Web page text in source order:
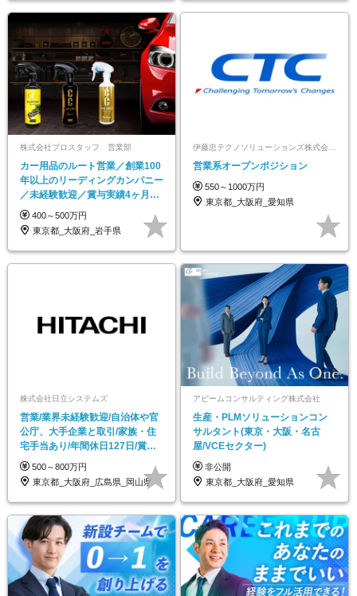
株式会社プロスタッフ 営業部
カー用品のルート営業／創業100
年以上のリーディングカンパニー
／未経験歓迎／賞与実績4ヶ月分
＋決算賞与あり
400～500万円
東京都_大阪府_岩手県
伊藤忠テクノソリューションズ株式会社【ポジションマッチ登録】
営業系オープンポジション
550～1000万円
東京都_大阪府_愛知県
株式会社日立システムズ
営業/業界未経験歓迎/自治体や官
公庁、大手企業と取引/家族・住
宅手当あり/年間休日127日/賞与
年2回
500～800万円
東京都_大阪府_広島県_岡山県
アビームコンサルティング株式会社
生産・PLMソリューションコン
サルタント(東京・大阪・名古
屋/VCEセクター)
非公開
東京都_大阪府_愛知県